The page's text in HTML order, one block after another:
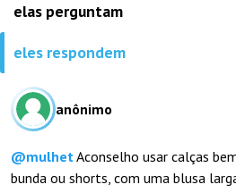
elas perguntam
eles respondem
anônimo
@mulhetAconselho usar calças
bunda ou shorts, com uma blusa